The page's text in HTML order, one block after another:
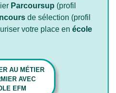
Parcoursup (profil
de sélection (profil
votre place en école
AU MÉTIER
AVEC
EFM